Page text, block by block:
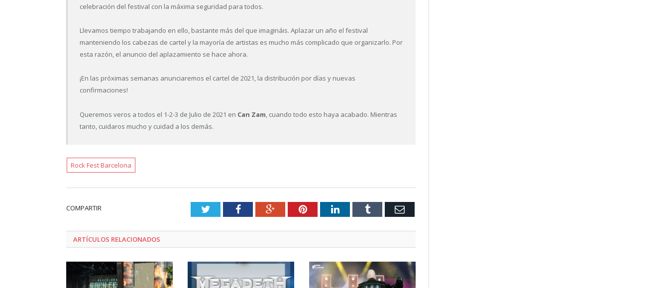
celebración del festival con la máxima seguridad para todos.
Llevamos tiempo trabajando en ello, bastante más del que imagináis. Aplazar un año el festival
manteniendo los cabezas de cartel y la mayoría de artistas es mucho más complicado que organizarlo. Por
esta razón, el anuncio del aplazamiento se hace ahora.
¡En las próximas semanas anunciaremos el cartel de 2021, la distribución por días y nuevas
confirmaciones!
Queremos veros a todos el 1-2-3 de Julio de 2021 en Can Zam , cuando todo esto haya acabado. Mientras
tanto, cuidaros mucho y cuidad a los demás.
Rock Fest Barcelona
COMPARTIR TwitterFacebookGoogle+PinterestLinkedInTumblr Email
ARTÍCULOS RELACIONADOS